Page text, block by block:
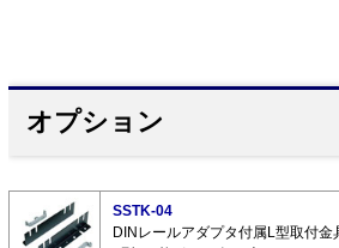
オプション
SSTK-04
DINレールアダプタ付属L型取付金